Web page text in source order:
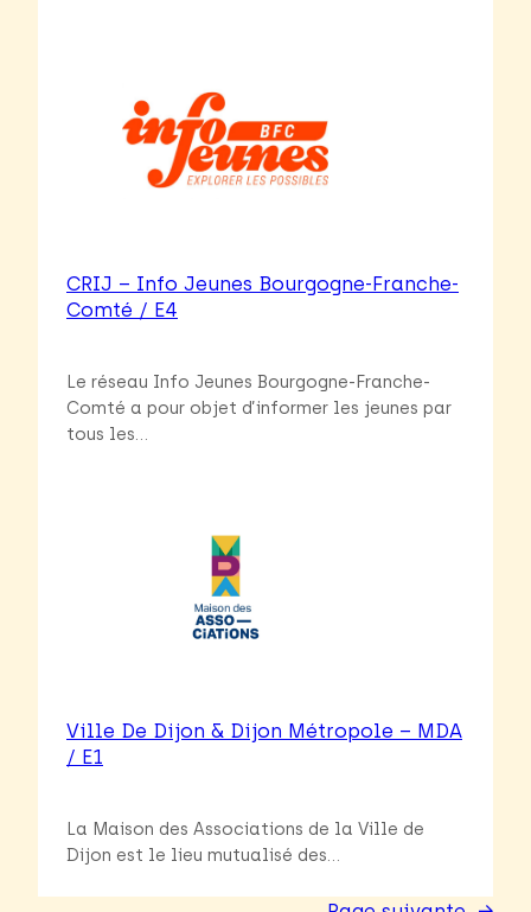
CRIJ – Info Jeunes Bourgogne-Franche-
Comté / E4
Le réseau Info Jeunes Bourgogne-Franche-
Comté a pour objet d’informer les jeunes par
tous les…
Ville De Dijon & Dijon Métropole – MDA
/ E1
La Maison des Associations de la Ville de
Dijon est le lieu mutualisé des…